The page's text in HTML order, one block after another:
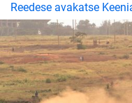
Reedese avakatse